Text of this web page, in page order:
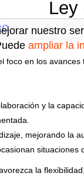
en los
y la
mejorando la
la
Ley
nuestro
ampliar la